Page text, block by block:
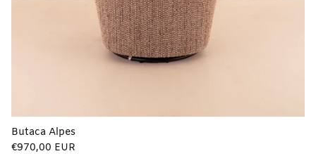
Butaca Alpes
Precio
€970,00 EUR